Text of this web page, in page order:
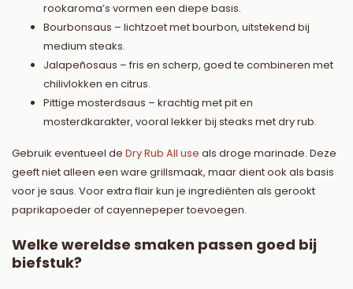
rookaroma’s vormen een diepe basis.
Bourbonsaus – lichtzoet met bourbon, uitstekend bij
medium steaks.
Jalapeñosaus – fris en scherp, goed te combineren met
chilivlokken en citrus.
Pittige mosterdsaus – krachtig met pit en
mosterdkarakter, vooral lekker bij steaks met dry rub.
Gebruik eventueel de Dry Rub All use als droge marinade. Deze
geeft niet alleen een ware grillsmaak, maar dient ook als basis
voor je saus. Voor extra flair kun je ingrediënten als gerookt
paprikapoeder of cayennepeper toevoegen.
Welke wereldse smaken passen goed bij
biefstuk?